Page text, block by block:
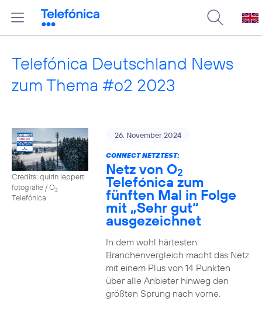
Telefónica Deutschland News
zum Thema #o2 2023
Credits: quirin leppert
fotografie / O2
Telefónica
26. November 2024
CONNECT NETZTEST:
Netz von O2
Telefónica zum
fünften Mal in Folge
mit „Sehr gut“
ausgezeichnet
In dem wohl härtesten
Branchenvergleich macht das Netz
mit einem Plus von 14 Punkten
über alle Anbieter hinweg den
größten Sprung nach vorne.